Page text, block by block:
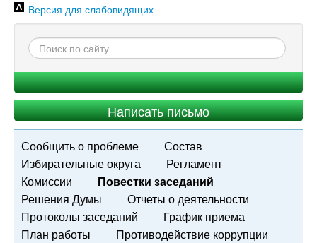
Версия для слабовидящих
Написать письмо
Сообщить о проблеме
Состав
Избирательные округа
Регламент
Комиссии
Повестки заседаний
Решения Думы
Отчеты о деятельности
Протоколы заседаний
График приема
План работы
Противодействие коррупции